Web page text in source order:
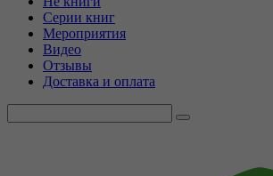
Серии книг
Мероприятия
Видео
Отзывы
Доставка и оплата